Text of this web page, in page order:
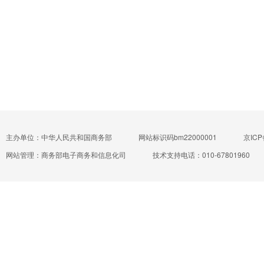
主办单位：中华人民共和国商务部 网站标识码bm22000001
京
网站管理：商务部电子商务和信息化司
技术支持电话：010-67801960